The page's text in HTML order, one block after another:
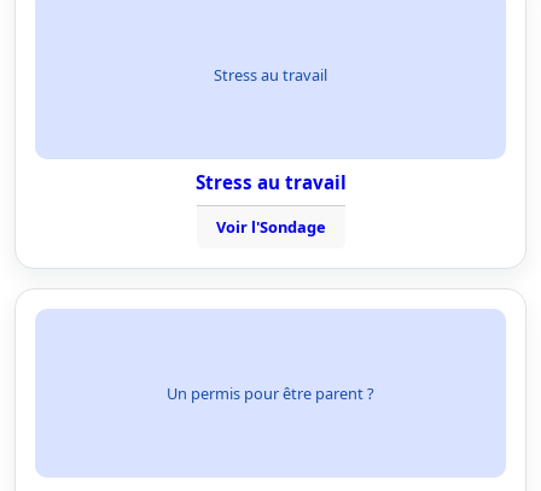
Stress au travail
Stress au travail
Voir l'Sondage
Un permis pour être parent ?